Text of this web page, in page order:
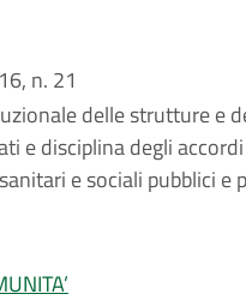
n. 21
delle strutture e
e disciplina degli
e sociali pubblici e